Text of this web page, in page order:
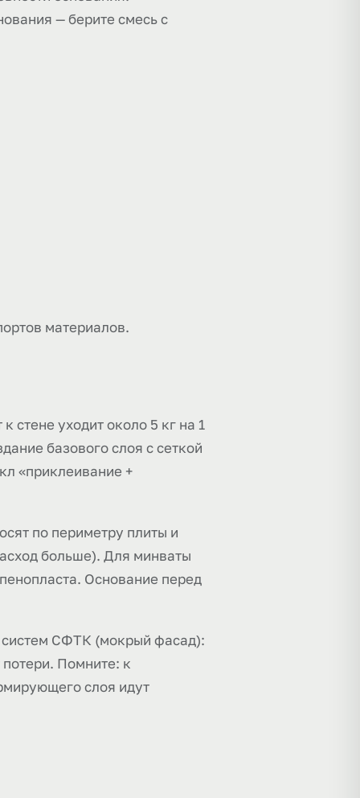
— берите смесь с
материалов.
стене уходит около 5 кг на 1
базового слоя с сеткой
«приклеивание +
по периметру плиты и
больше). Для минваты
Основание перед
систем СФТК (мокрый фасад):
Помните: к
слоя идут